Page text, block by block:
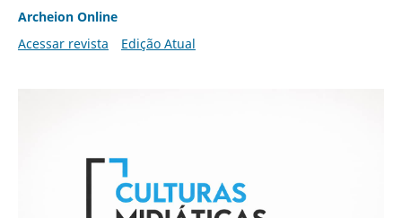
Archeion Online
Acessar revista
Edição Atual